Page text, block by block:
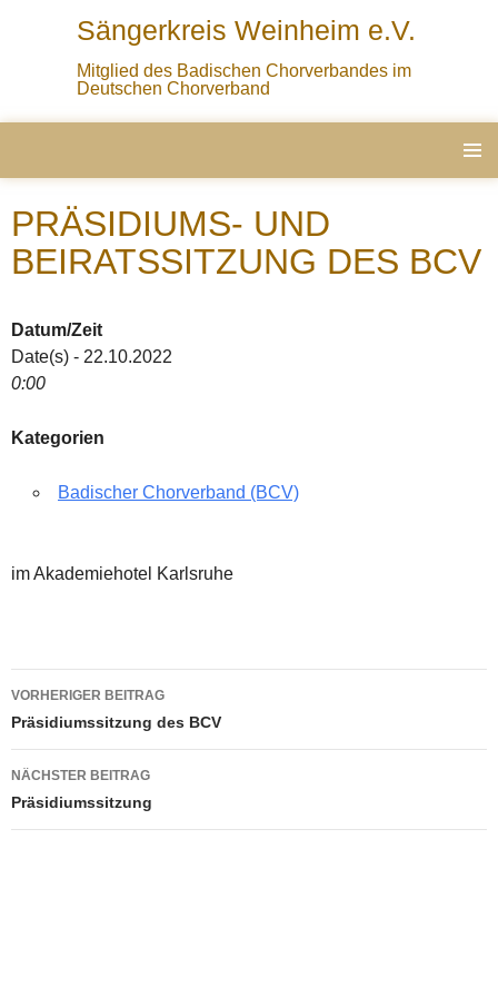
Sängerkreis Weinheim e.V.
Mitglied des Badischen Chorverbandes im
Deutschen Chorverband
SPRINGEN
PRÄSIDIUMS- UND
BEIRATSSITZUNG DES BCV
Datum/Zeit
Date(s) - 22.10.2022
0:00
Kategorien
Badischer Chorverband (BCV)
im Akademiehotel Karlsruhe
Beitragsnavigation
VORHERIGER BEITRAG
Präsidiumssitzung des BCV
NÄCHSTER BEITRAG
Präsidiumssitzung